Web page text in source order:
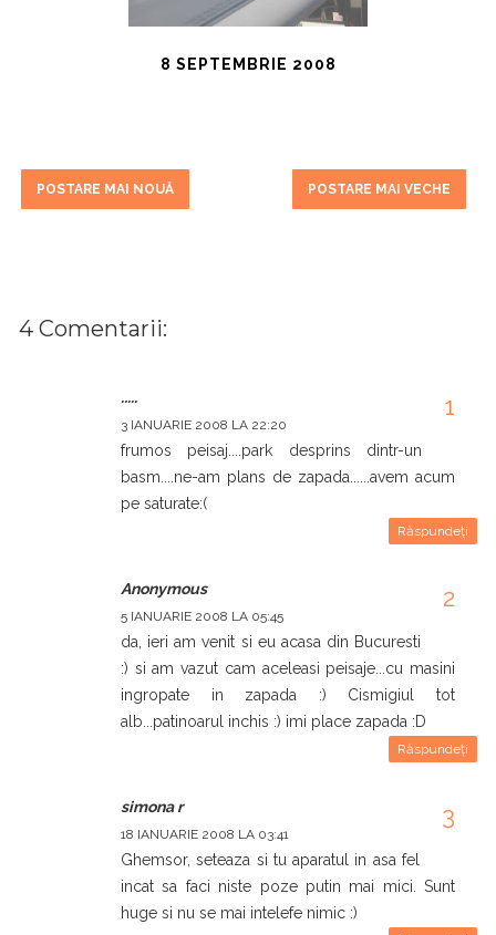
8 SEPTEMBRIE 2008
POSTARE MAI NOUĂ POSTARE MAI VECHE
4 Comentarii:
.....
3 IANUARIE 2008 LA 22:20
frumos peisaj....park desprins dintr-un
basm....ne-am plans de zapada......avem acum
pe saturate:(
Răspundeți
Anonymous
5 IANUARIE 2008 LA 05:45
da, ieri am venit si eu acasa din Bucuresti
:) si am vazut cam aceleasi peisaje...cu masini
ingropate in zapada :) Cismigiul tot
alb...patinoarul inchis :) imi place zapada :D
Răspundeți
simona r
18 IANUARIE 2008 LA 03:41
Ghemsor, seteaza si tu aparatul in asa fel
incat sa faci niste poze putin mai mici. Sunt
huge si nu se mai intelefe nimic :)